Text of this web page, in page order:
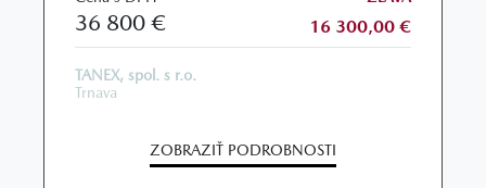
36 800 € 16 300,00 €
TANEX, spol. s r.o.
Trnava
ZOBRAZIŤ PODROBNOSTI